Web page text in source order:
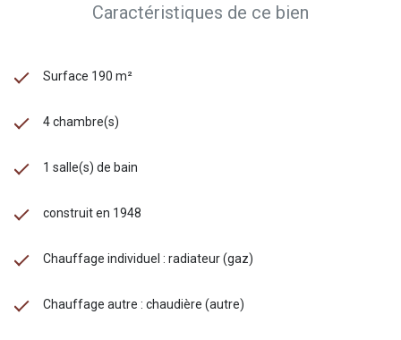
Caractéristiques de ce bien
Surface 190 m²
4 chambre(s)
1 salle(s) de bain
construit en 1948
Chauffage individuel : radiateur (gaz)
Chauffage autre : chaudière (autre)